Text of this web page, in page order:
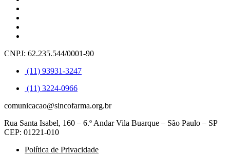
CNPJ: 62.235.544/0001-90
(11) 93931-3247
(11) 3224-0966
comunicacao@sincofarma.org.br
Rua Santa Isabel, 160 – 6.º Andar Vila Buarque – São Paulo – SP
CEP: 01221-010
Política de Privacidade